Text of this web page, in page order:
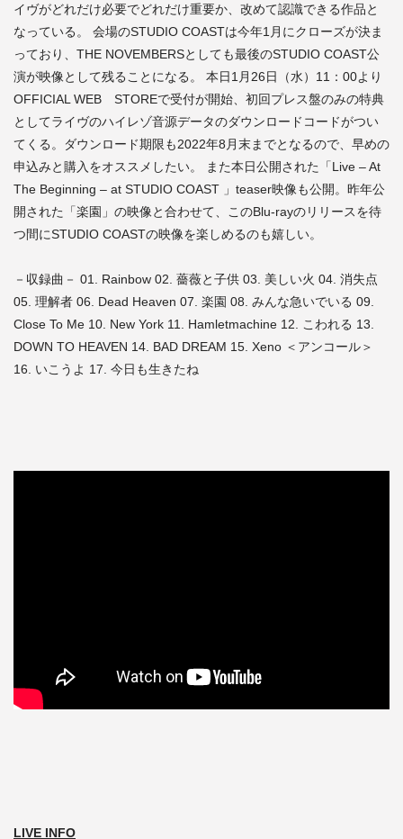
イヴがどれだけ必要でどれだけ重要か、改めて認識できる作品と
なっている。 会場のSTUDIO COASTは今年1月にクローズが決ま
っており、THE NOVEMBERSとしても最後のSTUDIO COAST公
演が映像として残ることになる。 本日1月26日（水）11：00より
OFFICIAL WEB STOREで受付が開始、初回プレス盤のみの特典
としてライヴのハイレゾ音源データのダウンロードコードがつい
てくる。ダウンロード期限も2022年8月末までとなるので、早めの
申込みと購入をオススメしたい。 また本日公開された「Live – At
The Beginning – at STUDIO COAST 」teaser映像も公開。昨年公
開された「楽園」の映像と合わせて、このBlu-rayのリリースを待
つ間にSTUDIO COASTの映像を楽しめるのも嬉しい。
－収録曲－ 01. Rainbow 02. 薔薇と子供 03. 美しい火 04. 消失点
05. 理解者 06. Dead Heaven 07. 楽園 08. みんな急いでいる 09.
Close To Me 10. New York 11. Hamletmachine 12. こわれる 13.
DOWN TO HEAVEN 14. BAD DREAM 15. Xeno ＜アンコール＞
16. いこうよ 17. 今日も生きたね
LIVE INFO